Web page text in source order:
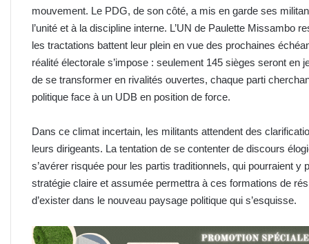
mouvement. Le PDG, de son côté, a mis en garde ses
l’unité et à la discipline interne. L’UN de Paulette Missambo
les tractations battent leur plein en vue des prochaines
réalité électorale s’impose : seulement 145 sièges seront en
de se transformer en rivalités ouvertes, chaque parti
politique face à un UDB en position de force.
Dans ce climat incertain, les militants attendent des
leurs dirigeants. La tentation de se contenter de discours
s’avérer risquée pour les partis traditionnels, qui pourraient y
stratégie claire et assumée permettra à ces formations de
d’exister dans le nouveau paysage politique qui s’esquisse.